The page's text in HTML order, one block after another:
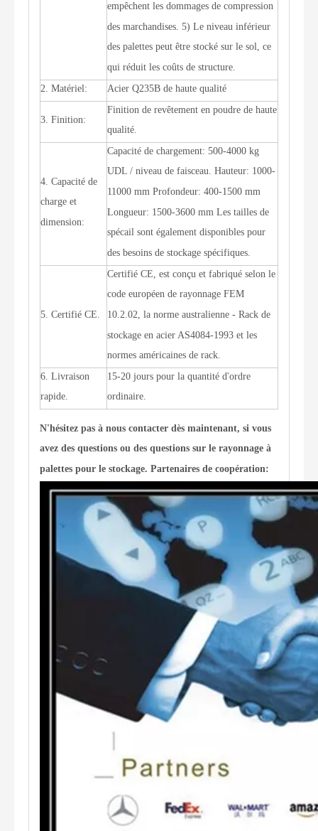
empêchent les dommages de compression
des marchandises. 5) Le niveau inférieur
des palettes peut être stocké sur le sol, ce
qui réduit les coûts de structure.
2. Matériel:
Acier Q235B de haute qualité
3. Finition:
Finition de revêtement en poudre de haute
qualité.
4. Capacité de
charge et
dimension:
Capacité de chargement: 500-4000 kg
UDL / niveau de faisceau. Hauteur: 1000-
11000 mm Profondeur: 400-1500 mm
Longueur: 1500-3600 mm Les tailles de
spécail sont également disponibles pour
des besoins de stockage spécifiques.
5. Certifié CE.
Certifié CE, est conçu et fabriqué selon le
code européen de rayonnage FEM
10.2.02, la norme australienne - Rack de
stockage en acier AS4084-1993 et ​​les
normes américaines de rack.
6. Livraison
rapide.
15-20 jours pour la quantité d'ordre
ordinaire.
N'hésitez pas à nous contacter dès maintenant, si vous
avez des questions ou des questions sur le rayonnage à
palettes pour le stockage. Partenaires de coopération: